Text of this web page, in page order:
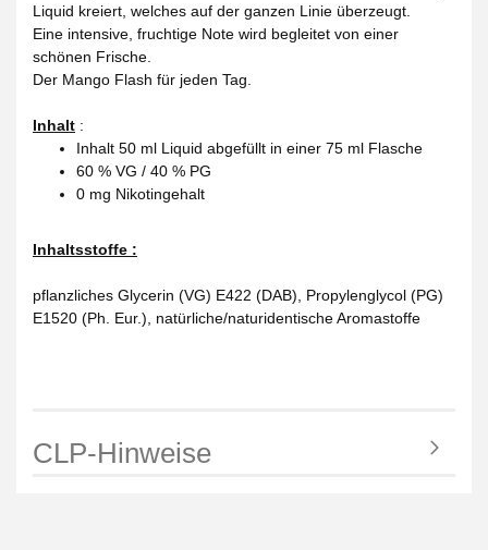
Liquid kreiert, welches auf der ganzen Linie überzeugt.
Eine intensive, fruchtige Note wird begleitet von einer
schönen Frische.
Der Mango Flash für jeden Tag.
Inhalt :
Inhalt 50 ml Liquid abgefüllt in einer 75 ml Flasche
60 % VG / 40 % PG
0 mg Nikotingehalt
Inhaltsstoffe :
pflanzliches Glycerin (VG) E422 (DAB), Propylenglycol (PG)
E1520 (Ph. Eur.), natürliche/naturidentische Aromastoffe
CLP-Hinweise